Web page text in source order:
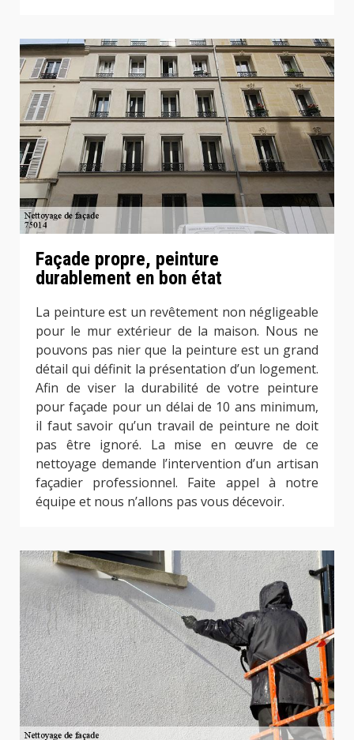
Façade propre, peinture
durablement en bon état
La peinture est un revêtement non négligeable
pour le mur extérieur de la maison. Nous ne
pouvons pas nier que la peinture est un grand
détail qui définit la présentation d’un logement.
Afin de viser la durabilité de votre peinture
pour façade pour un délai de 10 ans minimum,
il faut savoir qu’un travail de peinture ne doit
pas être ignoré. La mise en œuvre de ce
nettoyage demande l’intervention d’un artisan
façadier professionnel. Faite appel à notre
équipe et nous n’allons pas vous décevoir.